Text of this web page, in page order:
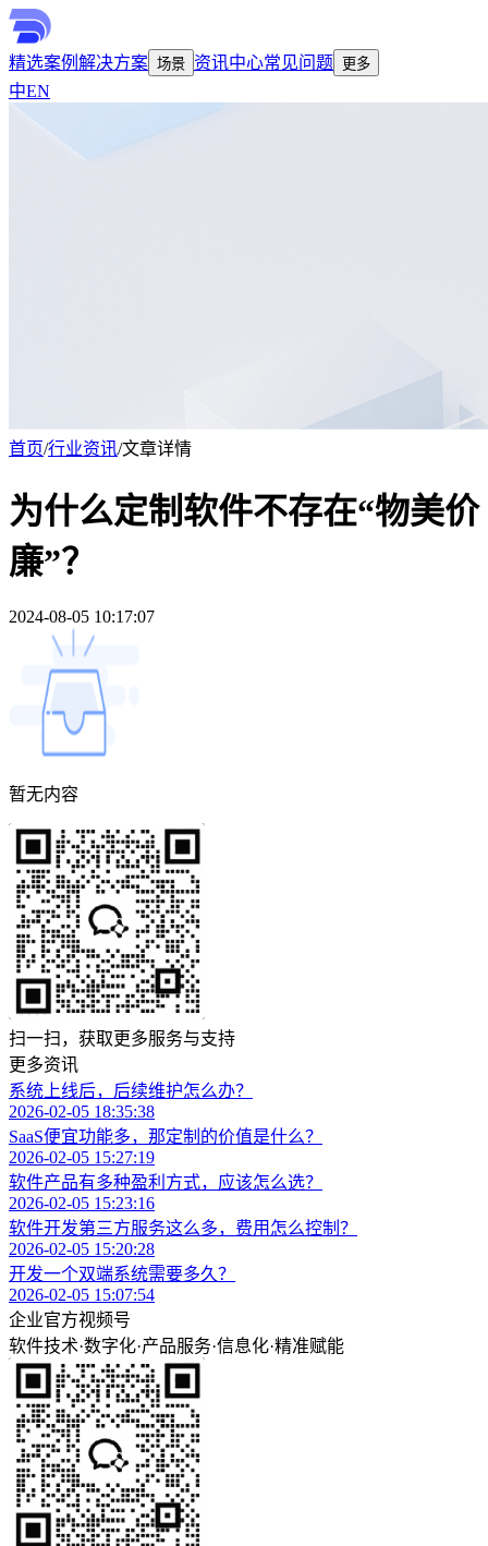
精选案例 解决方案 场景 资讯中心常见问题 更多
中EN
首页/行业资讯/文章详情
为什么定制软件不存在“物美价
廉”？
2024-08-05 10:17:07
暂无内容
扫一扫，获取更多服务与支持
更多资讯
系统上线后，后续维护怎么办？
2026-02-05 18:35:38
SaaS便宜功能多，那定制的价值是什么？
2026-02-05 15:27:19
软件产品有多种盈利方式，应该怎么选？
2026-02-05 15:23:16
软件开发第三方服务这么多，费用怎么控制？
2026-02-05 15:20:28
开发一个双端系统需要多久？
2026-02-05 15:07:54
企业官方视频号
软件技术·数字化·产品服务·信息化·精准赋能